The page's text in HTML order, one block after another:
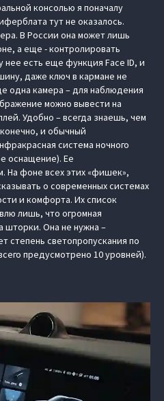
консолью я поначалу
тут не оказалось.
В России она может лишь
а еще - контролировать
нее есть еще функция Face ID, и
даже ключ в кармане не
одна камера – для наблюдения
можно вывести на
Удобно – всегда знаешь, чем
и обычный
система ночного
оснащение). Ее
На фоне всех этих «фишек»,
о современных системах
и комфорта. Их список
лишь, что огромная
шторки. Она не нужна –
степень светопропускания по
предусмотрено 10 уровней).